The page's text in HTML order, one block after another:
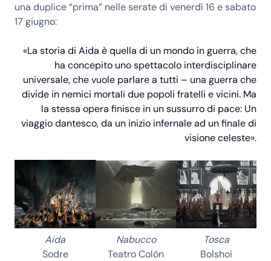
una duplice “prima” nelle serate di venerdì 16 e sabato
17 giugno:
«La storia di Aida è quella di un mondo in guerra, che
ha concepito uno spettacolo interdisciplinare
universale, che vuole parlare a tutti – una guerra che
divide in nemici mortali due popoli fratelli e vicini. Ma
la stessa opera finisce in un sussurro di pace: Un
viaggio dantesco, da un inizio infernale ad un finale di
visione celeste».
Aida
Sodre
Nabucco
Teatro Colón
Tosca
Bolshoi